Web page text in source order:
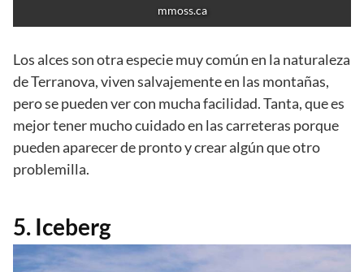
mmoss.ca
Los alces son otra especie muy común en la naturaleza
de Terranova, viven salvajemente en las montañas,
pero se pueden ver con mucha facilidad. Tanta, que es
mejor tener mucho cuidado en las carreteras porque
pueden aparecer de pronto y crear algún que otro
problemilla.
5. Iceberg